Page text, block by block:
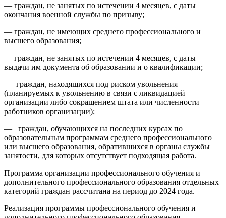
— граждан, не занятых по истечении 4 месяцев, с даты
окончания военной службы по призыву;
— граждан, не имеющих среднего профессионального и
высшего образования;
— граждан, не занятых по истечении 4 месяцев, с даты
выдачи им документа об образовании и о квалификации;
— граждан, находящихся под риском увольнения
(планируемых к увольнению в связи с ликвидацией
организации либо сокращением штата или численности
работников организации);
— граждан, обучающихся на последних курсах по
образовательным программам среднего профессионального
или высшего образования, обратившихся в органы службы
занятости, для которых отсутствует подходящая работа.
Программа организации профессионального обучения и
дополнительного профессионального образования отдельных
категорий граждан рассчитана на период до 2024 года.
Реализация программы профессионального обучения и